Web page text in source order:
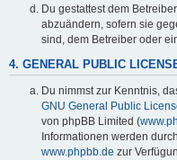
Du gestattest dem
abzuändern, sofern sie
sind, dem Betreiber oder
4. GENERAL PUBLIC
Du nimmst zur Kenntnis,
GNU General Public
von phpBB Limited (
Informationen werden
www.phpbb.de zur